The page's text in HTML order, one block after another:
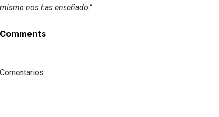
mismo nos has enseñado.”
Comments
Comentarios